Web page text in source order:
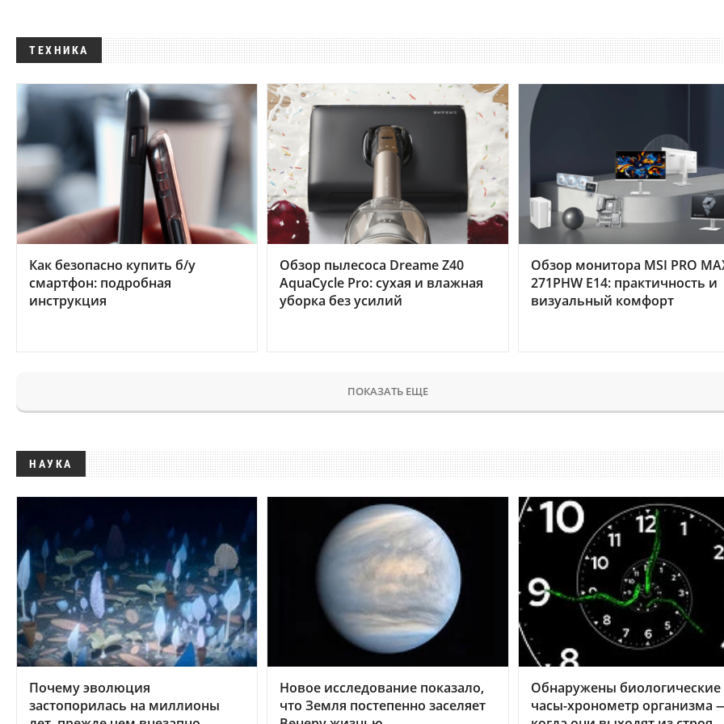
ТЕХНИКА
Как безопасно купить б/у
смартфон: подробная
инструкция
Обзор пылесоса Dreame Z40
AquaCycle Pro: сухая и влажная
уборка без усилий
Обзор монитора MSI PRO
271PHW E14: практичность и
визуальный комфорт
ПОКАЗАТЬ ЕЩЕ
НАУКА
Почему эволюция
застопорилась на миллионы
Новое исследование показало,
что Земля постепенно заселяет
Обнаружены биологические
часы-хронометр организма